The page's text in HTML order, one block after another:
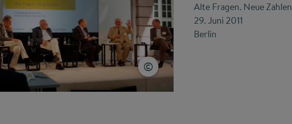
Alte Fragen. Neue Zahlen
29. Juni 2011
Berlin